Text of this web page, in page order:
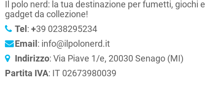
Il polo nerd: la tua destinazione per fumetti, giochi e
gadget da collezione!
Tel : +39 0238295234
Email : info@ilpolonerd.it
Indirizzo: Via Piave 1/e, 20030 Senago (MI)
Partita IVA: IT 02673980039